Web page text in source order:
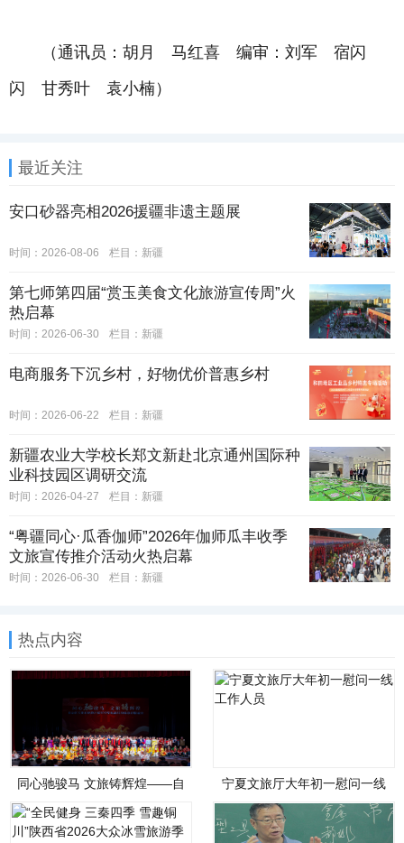
（通讯员：胡月 马红喜 编审：刘军 宿闪
闪 甘秀叶 袁小楠）
最近关注
安口砂器亮相2026援疆非遗主题展
时间：2026-08-06 栏目： 新疆
第七师第四届“赏玉美食文化旅游宣传周”火
热启幕
时间：2026-06-30 栏目： 新疆
电商服务下沉乡村，好物优价普惠乡村
时间：2026-06-22 栏目： 新疆
新疆农业大学校长郑文新赴北京通州国际种
业科技园区调研交流
时间：2026-04-27 栏目： 新疆
“粤疆同心·瓜香伽师”2026年伽师瓜丰收季
文旅宣传推介活动火热启幕
时间：2026-06-30 栏目： 新疆
热点内容
同心驰骏马 文旅铸辉煌——自
华民族共同体意识联谊会
宁夏文旅厅大年初一慰问一线